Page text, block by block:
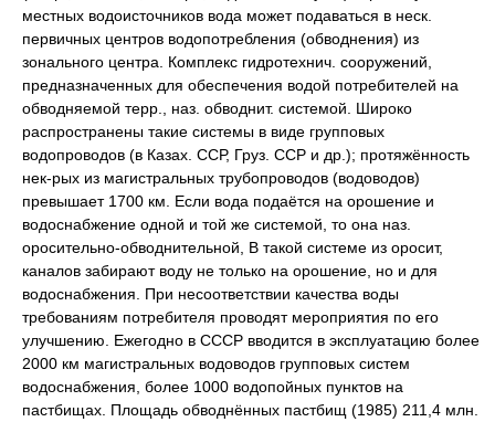
местных водоисточников вода может подаваться в неск.
первичных центров водопотребления (обводнения) из
зонального центра. Комплекс гидротехнич. сооружений,
предназначенных для обеспечения водой потребителей на
обводняемой терр., наз. обводнит. системой. Широко
распространены такие системы в виде групповых
водопроводов (в Казах. ССР, Груз. ССР и др.); протяжённость
нек-рых из магистральных трубопроводов (водоводов)
превышает 1700 км. Если вода подаётся на орошение и
водоснабжение одной и той же системой, то она наз.
оросительно-обводнительной, В такой системе из оросит,
каналов забирают воду не только на орошение, но и для
водоснабжения. При несоответствии качества воды
требованиям потребителя проводят мероприятия по его
улучшению. Ежегодно в СССР вводится в эксплуатацию более
2000 км магистральных водоводов групповых систем
водоснабжения, более 1000 водопойных пунктов на
пастбищах. Площадь обводнённых пастбищ (1985) 211,4 млн.